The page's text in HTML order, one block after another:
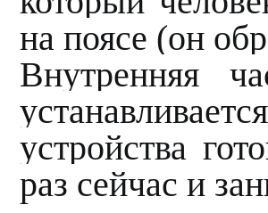
на поясе (он
Внутренняя
устройства
раз сейчас и